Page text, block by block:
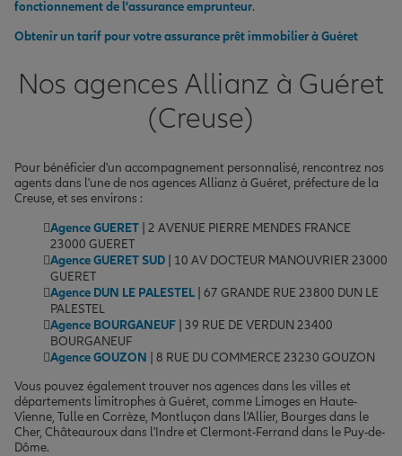
fonctionnement de l'assurance emprunteur.
Obtenir un tarif pour votre assurance prêt immobilier à Guéret
Nos agences Allianz à Guéret
(Creuse)
Pour bénéficier d'un accompagnement personnalisé, rencontrez nos
agents dans l'une de nos agences Allianz à Guéret, préfecture de la
Creuse, et ses environs :
Agence GUERET | 2 AVENUE PIERRE MENDES FRANCE
23000 GUERET
Agence GUERET SUD | 10 AV DOCTEUR MANOUVRIER 23000
GUERET
Agence DUN LE PALESTEL | 67 GRANDE RUE 23800 DUN LE
PALESTEL
Agence BOURGANEUF | 39 RUE DE VERDUN 23400
BOURGANEUF
Agence GOUZON | 8 RUE DU COMMERCE 23230 GOUZON
Vous pouvez également trouver nos agences dans les villes et
départements limitrophes à Guéret, comme Limoges en Haute-
Vienne, Tulle en Corrèze, Montluçon dans l'Allier, Bourges dans le
Cher, Châteauroux dans l'Indre et Clermont-Ferrand dans le Puy-de-
Dôme.